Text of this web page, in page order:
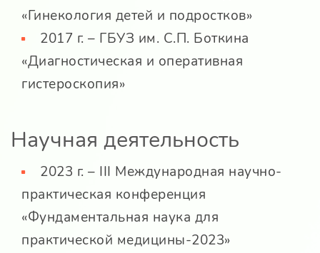
«Гинекология детей и подростков»
2017 г. – ГБУЗ им. С.П. Боткина
«Диагностическая и оперативная
гистероскопия»
Научная деятельность
2023 г. – III Международная научно-
практическая конференция
«Фундаментальная наука для
практической медицины-2023»